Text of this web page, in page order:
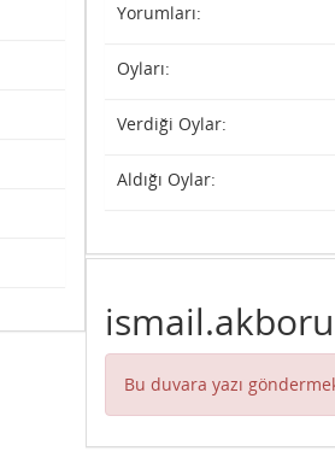
Yorumları:
Oyları:
Verdiği Oylar:
Aldığı Oylar:
Bu duvara yazı